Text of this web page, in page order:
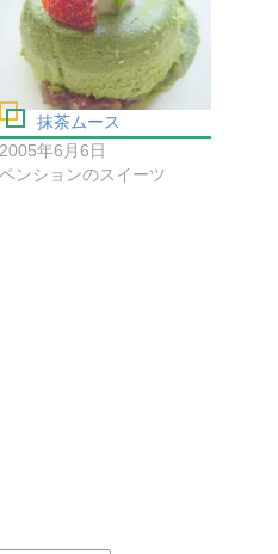
抹茶ムース
2005年6月6日
ペンションのスイーツ